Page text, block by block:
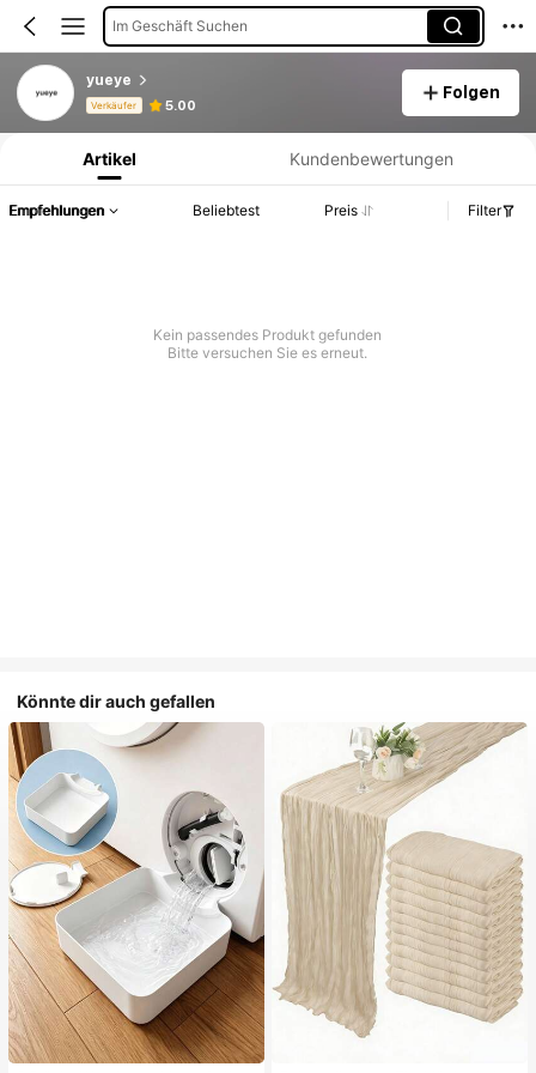
Im Geschäft Suchen
yueye
Verkäufer 5.00
Folgen
Produktinformation: Preisangabe, Verkaufs- und Lagerbestandsdetails.
Artikel Kundenbewertungen
Empfehlungen Beliebtest Preis Filter
Kein passendes Produkt gefunden
Bitte versuchen Sie es erneut.
Könnte dir auch gefallen